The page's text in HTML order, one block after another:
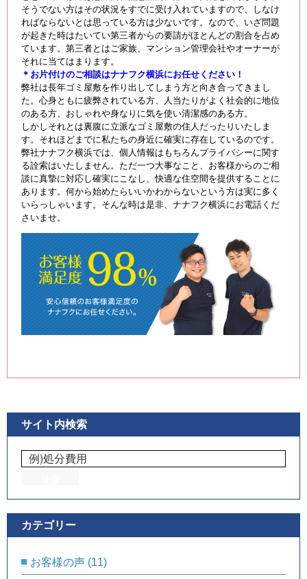
そうでない方はその状況をすでに受け入れていますので、しなけ
ればならないとは思っている方は少ないです。なので、いざ問題
が起きた時はたいてい第三者からの要請がほとんどの割合を占め
ています。第三者とはご家族、マンション管理会社やオーナーが
それに当てはまります。
＊お片付けのご相談はナナフク横浜にお任せください！
弊社は長年ゴミ屋敷を作り出してしまう方と向き合ってきまし
た。心身ともに疲弊されている方、人当たりがよく社会的に地位
のある方、おしゃれや身なりに気を使い清潔感のある方。
しかしそれとは裏腹に立派なゴミ屋敷の住人だったりいたしま
す。それほどまでに私たちの身近に確実に存在しているのです。
弊社ナナフク横浜では、個人情報はもちろんプライバシーに関す
る詮索はいたしません。ただ一つ大事なこと、お客様からのご相
談に真摯に対応し確実にこなし、快適な住空間を提供することに
あります。何から始めたらいいかわからないという方は実に多く
いらっしゃいます。そんな時は是非、ナナフク横浜にお電話くだ
さいませ。
サイト内検索
カテゴリー
お客様の声 (11)